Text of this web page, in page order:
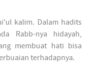
kalim. Dalam hadits
membuat hati bisa
terhadapnya.